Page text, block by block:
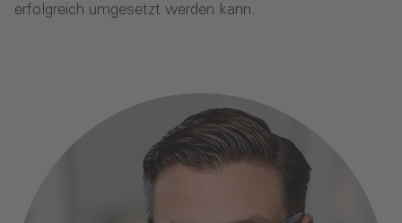
erfolgreich umgesetzt werden kann.